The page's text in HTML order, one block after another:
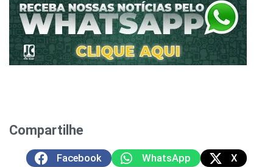
Compartilhe
Facebook WhatsApp X